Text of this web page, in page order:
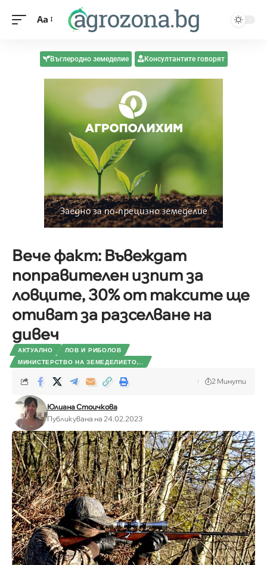
Aa
Въглеродно земеделие Консултантите говорят
Вече факт: Въвеждат
поправителен изпит за
ловците, 30% от таксите ще
отиват за разселване на
дивеч
АКТУАЛНО
ЛОВ И РИБОЛОВ
МИНИСТЕРСТВО НА ЗЕМЕДЕЛИЕТО,...
Юлиана Стоичкова
Публикувана на 24.02.2023
2 Минути